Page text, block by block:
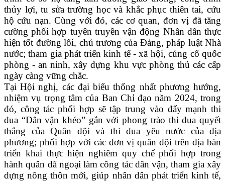
thủy lợi, tu sửa trường học và khắc phục thiên tai, cứu
hộ cứu nạn. Cùng với đó, các cơ quan, đơn vị đã tăng
cường phối hợp tuyên truyền vận động Nhân dân thực
hiện tốt đường lối, chủ trương của Đảng, pháp luật Nhà
nước; tham gia phát triển kinh tế - xã hội, củng cố quốc
phòng - an ninh, xây dựng khu vực phòng thủ các cấp
ngày càng vững chắc.
Tại Hội nghị, các đại biểu thống nhất phương hướng,
nhiệm vụ trọng tâm của Ban Chỉ đạo năm 2024, trong
đó, công tác phối hợp sẽ tập trung vào đẩy mạnh thi
đua “Dân vận khéo” gắn với phong trào thi đua quyết
thắng của Quân đội và thi đua yêu nước của địa
phương; phối hợp với các đơn vị quân đội trên địa bàn
triển khai thực hiện nghiêm quy chế phối hợp trong
hành quân dã ngoại làm công tác dân vận, tham gia xây
dựng nông thôn mới, giúp nhân dân phát triển kinh tế,